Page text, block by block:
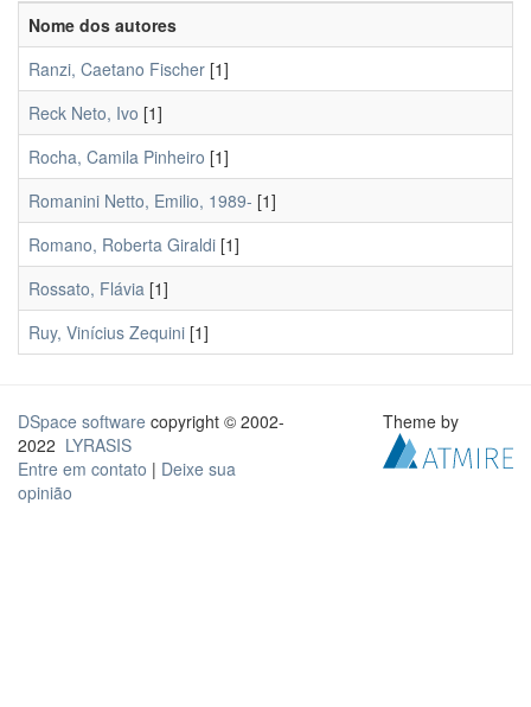
Nome dos autores
Ranzi, Caetano Fischer [1]
Reck Neto, Ivo [1]
Rocha, Camila Pinheiro [1]
Romanini Netto, Emilio, 1989- [1]
Romano, Roberta Giraldi [1]
Rossato, Flávia [1]
Ruy, Vinícius Zequini [1]
DSpace software copyright © 2002-
2022 LYRASIS
Entre em contato | Deixe sua
opinião
Theme by